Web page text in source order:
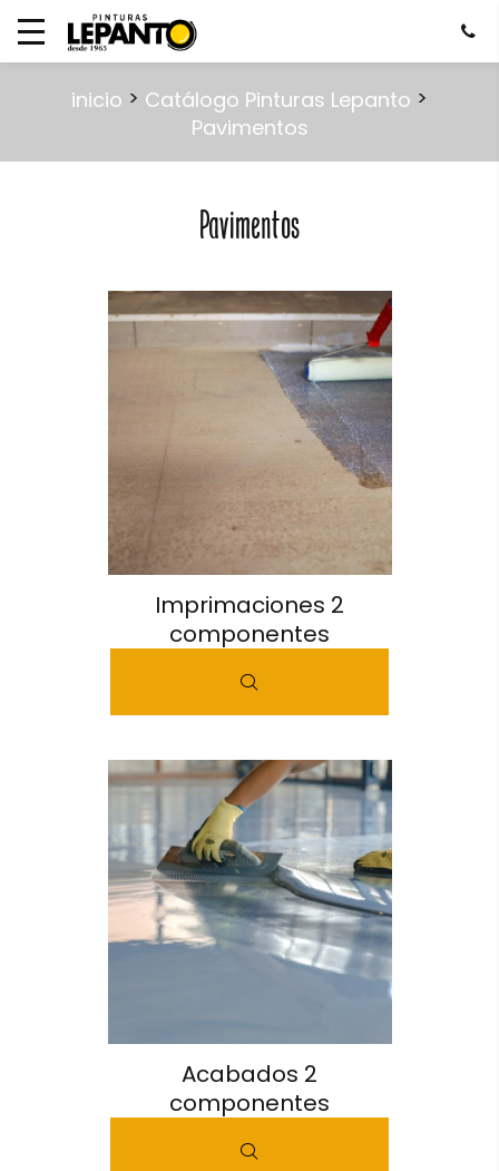
inicio > Catálogo Pinturas Lepanto >
Pavimentos
Pavimentos
Imprimaciones 2
componentes
Acabados 2
componentes